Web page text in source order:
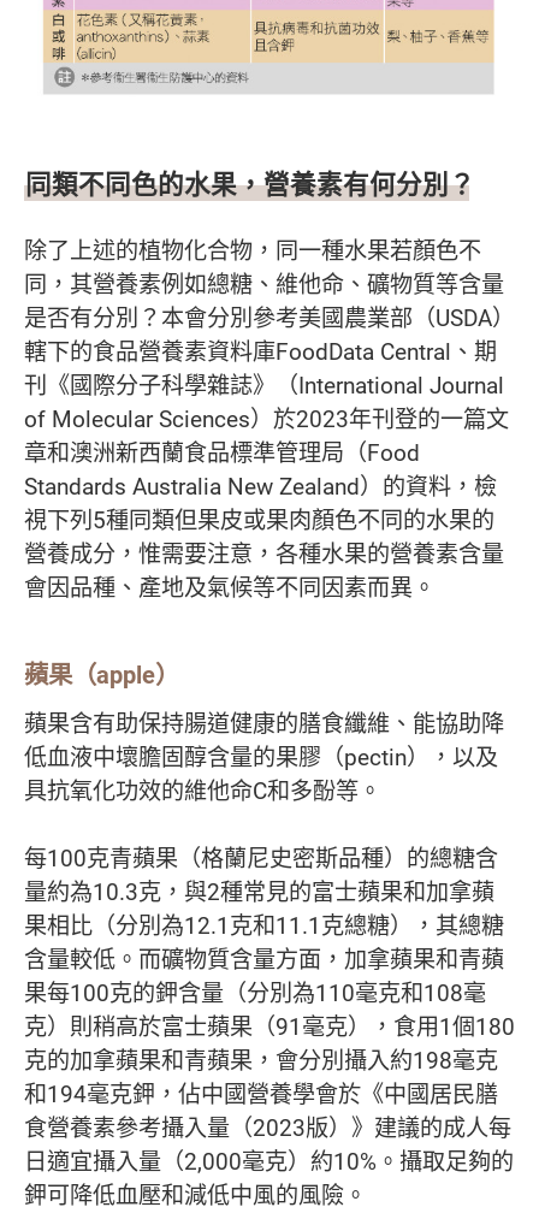
同類不同色的水果，營養素有何分別？
除了上述的植物化合物，同一種水果若顏色不
同，其營養素例如總糖、維他命、礦物質等含量
是否有分別？本會分別參考美國農業部（USDA）
轄下的食品營養素資料庫FoodData Central、期
刊《國際分子科學雜誌》（International Journal
of Molecular Sciences）於2023年刊登的一篇文
章和澳洲新西蘭食品標準管理局（Food
Standards Australia New Zealand）的資料，檢
視下列5種同類但果皮或果肉顏色不同的水果的
營養成分，惟需要注意，各種水果的營養素含量
會因品種、產地及氣候等不同因素而異。
蘋果（apple）
蘋果含有助保持腸道健康的膳食纖維、能協助降
低血液中壞膽固醇含量的果膠（pectin），以及
具抗氧化功效的維他命C和多酚等。
每100克青蘋果（格蘭尼史密斯品種）的總糖含
量約為10.3克，與2種常見的富士蘋果和加拿蘋
果相比（分別為12.1克和11.1克總糖），其總糖
含量較低。而礦物質含量方面，加拿蘋果和青蘋
果每100克的鉀含量（分別為110毫克和108毫
克）則稍高於富士蘋果（91毫克），食用1個180
克的加拿蘋果和青蘋果，會分別攝入約198毫克
和194毫克鉀，佔中國營養學會於《中國居民膳
食營養素參考攝入量（2023版）》建議的成人每
日適宜攝入量（2,000毫克）約10%。攝取足夠的
鉀可降低血壓和減低中風的風險。